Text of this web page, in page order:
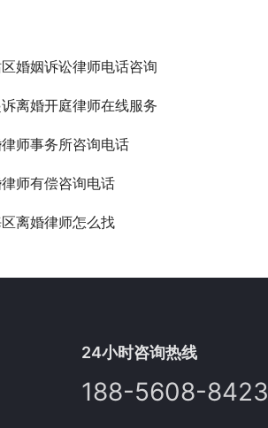
婚姻诉讼律师电话咨询
离婚开庭律师在线服务
师事务所咨询电话
师有偿咨询电话
离婚律师怎么找
24小时咨询热线
188-5608-8423